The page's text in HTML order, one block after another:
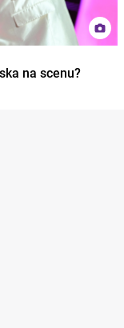
na scenu?